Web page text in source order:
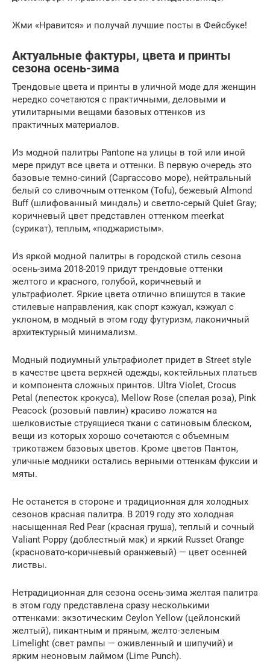
Жми «Нравится» и получай лучшие посты в Фейсбуке!
Актуальные фактуры, цвета и принты
сезона осень-зима
Трендовые цвета и принты в уличной моде для женщин
нередко сочетаются с практичными, деловыми и
утилитарными вещами базовых оттенков из
практичных материалов.
Из модной палитры Pantone на улицы в той или иной
мере придут все цвета и оттенки. В первую очередь это
базовые темно-синий (Саргассово море), нейтральный
белый со сливочным оттенком (Tofu), бежевый Almond
Buff (шлифованный миндаль) и светло-серый Quiet Gray;
коричневый цвет представлен оттенком meerkat
(сурикат), теплым, «поджаристым».
Из яркой модной палитры в городской стиль сезона
осень-зима 2018-2019 придут трендовые оттенки
желтого и красного, голубой, коричневый и
ультрафиолет. Яркие цвета отлично впишутся в такие
стилевые направления, как спорт кэжуал, кэжуал с
уклоном, в модный в этом году футуризм, лаконичный
архитектурный минимализм.
Модный подиумный ультрафиолет придет в Street style
в качестве цвета верхней одежды, коктейльных платьев
и компонента сложных принтов. Ultra Violet, Crocus
Petal (лепесток крокуса), Mellow Rose (спелая роза), Pink
Peacock (розовый павлин) красиво ложатся на
шелковистые струящиеся ткани с сатиновым блеском,
вещи из которых хорошо сочетаются с объемным
трикотажем базовых цветов. Кроме цветов Пантон,
уличные модники остались верными оттенкам фуксии и
мяты.
Не останется в стороне и традиционная для холодных
сезонов красная палитра. В 2019 году это холодная
насыщенная Red Pear (красная груша), теплый и сочный
Valiant Poppy (доблестный мак) и яркий Russet Orange
(красновато-коричневый оранжевый) — цвет осенней
листвы.
Нетрадиционная для сезона осень-зима желтая палитра
в этом году представлена сразу несколькими
оттенками: экзотическим Ceylon Yellow (цейлонский
желтый), пикантным и пряным, желто-зеленым
Limelight (свет рампы — оживленный и шипучий) и
ярким неоновым лаймом (Lime Punch).